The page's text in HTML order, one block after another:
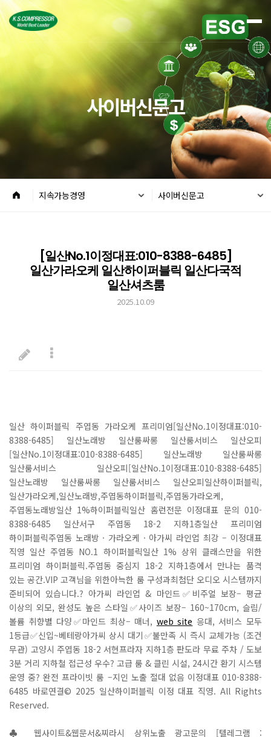
사이버신문고
지속가능경영 사이버신문고
[일산No.1이정대표:010-8388-6485]
일산가라오케 일산하이퍼블릭 일산다국적
일산셔츠룸
2025.10.09
일산 하이퍼블릭 주엽동 가라오케 프리미엄[일산No.1이정대표:010-
8388-6485] 일산노래방 일산룸싸롱 일산룸서비스 일산오피
[일산No.1이정대표:010-8388-6485] 일산노래방 일산룸싸롱
일산룸서비스 일산오피[일산No.1이정대표:010-8388-6485]
일산노래방 일산룸싸롱 일산룸서비스 일산오피일산하이퍼블릭,
일산가라오케,일산노래방,주엽동하이퍼블릭,주엽동가라오케,
주엽동노래방일산 1%하이퍼블릭일산 홈런전문 이정대표 문의 010-
8388-6485 일산서구 주엽동 18-2 지하1층일산 프리미엄
하이퍼블릭주엽동 노래방 · 가라오케 · 아가씨 라인업 최강 – 이정대표
직영 일산 주엽동 NO.1 하이퍼블릭일산 1% 상위 클래스만을 위한
프리미엄 하이퍼블릭.주엽동 중심지 18-2 지하1층에서 만나는 품격
있는 공간.VIP 고객님을 위한아늑한 룸 구성과최첨단 오디오 시스템까지
준비되어 있습니다.? 아가씨 라인업 & 마인드✅비주얼 보장– 평균
이상의 외모, 완성도 높은 스타일✅사이즈 보장– 160~170cm, 슬림/
볼륨 취향별 다양✅마인드 최상– 매너, web site 응대, 서비스 모두
1등급✅신입~베테랑아가씨 상시 대기✅불만족 시 즉시 교체가능 (조건
무관) 고양시 주엽동 18-2 서현프라자 지하1층 판도라 무료 주차 / 도보
3분 거리 지하철 접근성 우수? 고급 룸 & 클린 시설, 24시간 환기 시스템
운영 중? 완전 프라이빗 룸 –지인 노출 절대 없음 이정대표 010-8388-
6485 바로연결© 2025 일산하이퍼블릭 이정 대표 직영. All Rights
Reserved.
♣ 웹사이트&웹문서&찌라시 상위노출 광고문의 [텔레그램 :